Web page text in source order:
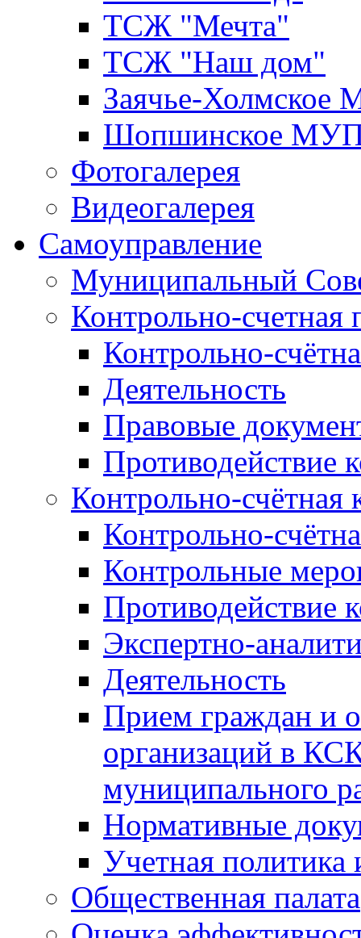
ТСЖ "Мечта"
ТСЖ "Наш дом"
Заячье-
Шопшинское
Фотогалерея
Видеогалерея
Самоуправление
Муниципальный
Контрольно-счетная
Контрольно-
Деятельность
Правовые
Противодействие
Контрольно-счётная
Контрольно-
Контрольные
Противодействие
Экспертно-
Деятельность
Прием граждан и
организаций в
муниципального
Нормативные
Учетная политика
Общественная палата